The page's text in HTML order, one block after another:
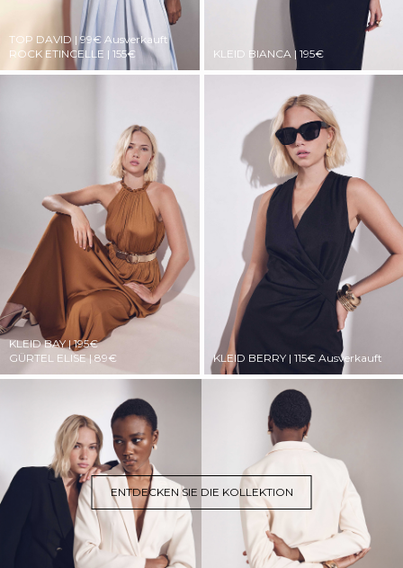
TOP DAVID | 99€ Ausverkauft
ROCK ETINCELLE | 155€
KLEID BIANCA | 195€
KLEID BAY | 195€
GÜRTEL ELISE | 89€
KLEID BERRY | 115€ Ausverkauft
ENTDECKEN SIE DIE KOLLEKTION